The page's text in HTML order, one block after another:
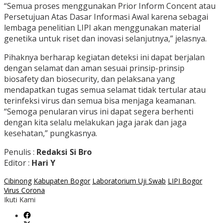
“Semua proses menggunakan Prior Inform Concent atau
Persetujuan Atas Dasar Informasi Awal karena sebagai
lembaga penelitian LIPI akan menggunakan material
genetika untuk riset dan inovasi selanjutnya,” jelasnya.
Pihaknya berharap kegiatan deteksi ini dapat berjalan
dengan selamat dan aman sesuai prinsip-prinsip
biosafety dan biosecurity, dan pelaksana yang
mendapatkan tugas semua selamat tidak tertular atau
terinfeksi virus dan semua bisa menjaga keamanan.
“Semoga penularan virus ini dapat segera berhenti
dengan kita selalu melakukan jaga jarak dan jaga
kesehatan,” pungkasnya.
Penulis : Redaksi Si Bro
Editor : Hari Y
Cibinong Kabupaten Bogor Laboratorium Uji Swab LIPI Bogor
Virus Corona
Ikuti Kami